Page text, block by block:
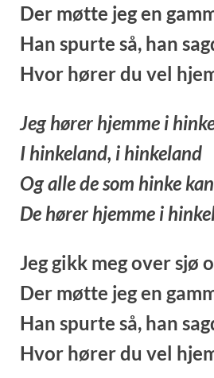
Der møtte jeg en
Han spurte så, han
Hvor hører du vel
Jeg hører hjemme i
I hinkeland, i hinkeland
Og alle de som hinke kan
De hører hjemme i
Jeg gikk meg over sjø
Der møtte jeg en
Han spurte så, han
Hvor hører du vel